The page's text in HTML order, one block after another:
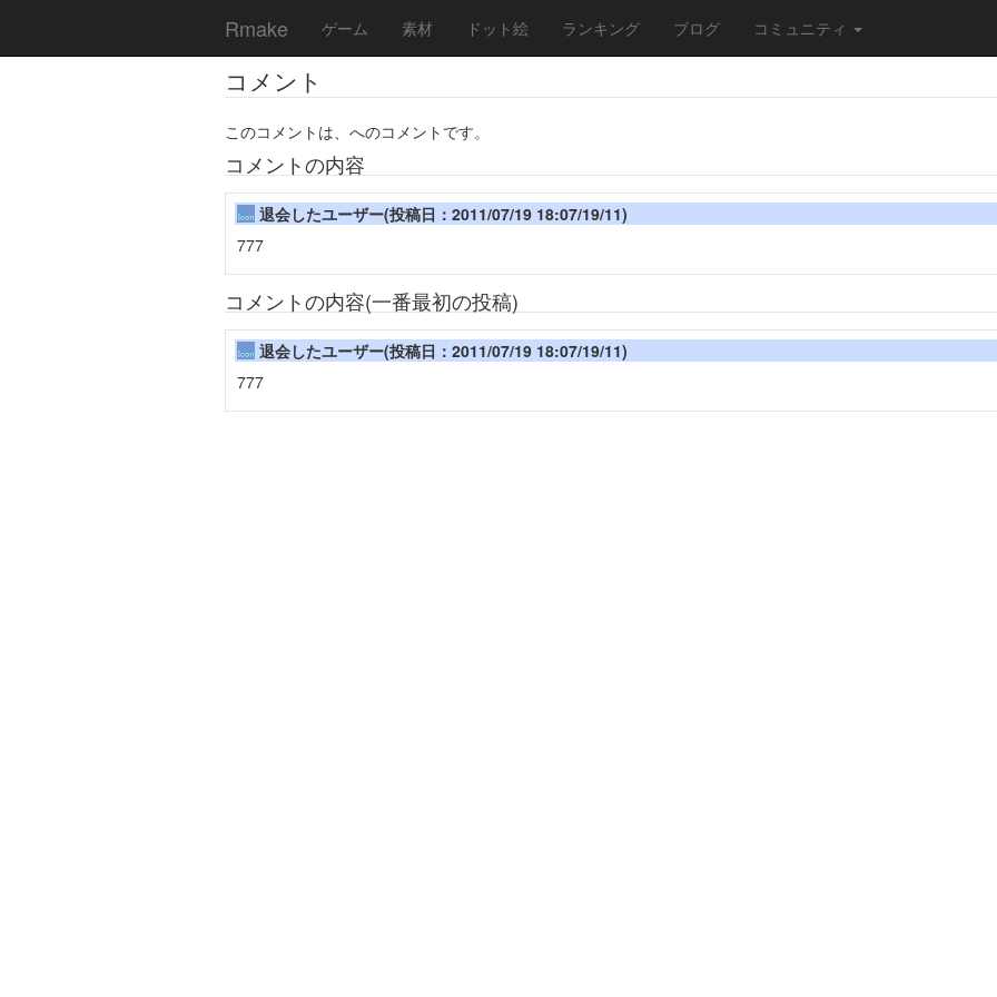
Rmake ゲーム 素材 ドット絵 ランキング ブログ コミュニティ
コメント
このコメントは、へのコメントです。
コメントの内容
退会したユーザー(投稿日：2011/07/19 18:07/19/11)
777
コメントの内容(一番最初の投稿)
退会したユーザー(投稿日：2011/07/19 18:07/19/11)
777